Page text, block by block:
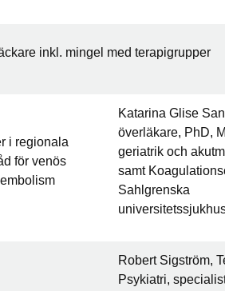
inkl. mingel med terapigrupper
i regionala
för venös
Katarina Glise
överläkare, PhD,
geriatrik och
samt
Sahlgrenska
Robert Sigström,
Psykiatri,